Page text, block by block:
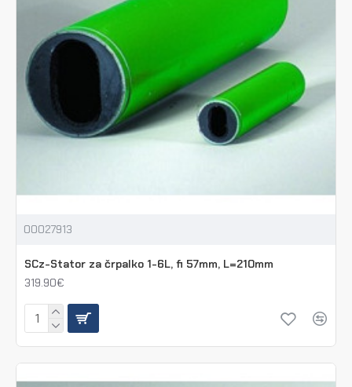
00027913
SCz-Stator za črpalko 1-6L, fi 57mm, L=210mm
319.90€